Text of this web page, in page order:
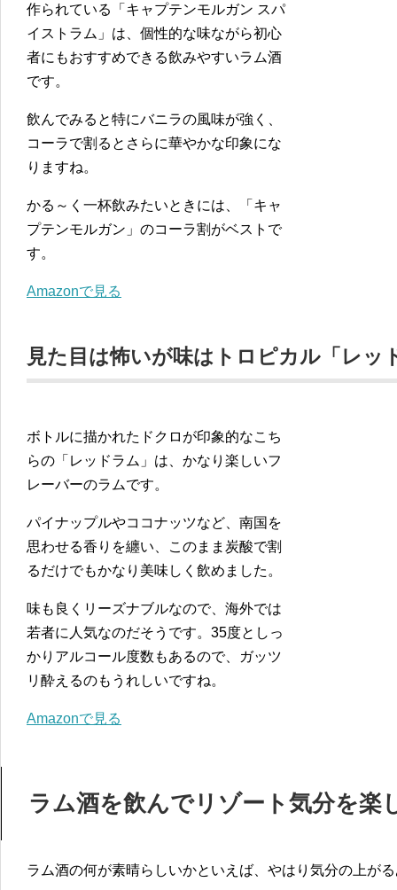
作られている「キャプテンモルガン スパ
イストラム」は、個性的な味ながら初心
者にもおすすめできる飲みやすいラム酒
です。
飲んでみると特にバニラの風味が強く、
コーラで割るとさらに華やかな印象にな
りますね。
かる～く一杯飲みたいときには、「キャ
プテンモルガン」のコーラ割がベストで
す。
Amazonで見る
見た目は怖いが味はトロピカル「レッ
ボトルに描かれたドクロが印象的なこち
らの「レッドラム」は、かなり楽しいフ
レーバーのラムです。
パイナップルやココナッツなど、南国を
思わせる香りを纏い、このまま炭酸で割
るだけでもかなり美味しく飲めました。
味も良くリーズナブルなので、海外では
若者に人気なのだそうです。35度としっ
かりアルコール度数もあるので、ガッツ
リ酔えるのもうれしいですね。
Amazonで見る
ラム酒を飲んでリゾート気分を楽
ラム酒の何が素晴らしいかといえば、やはり気分の上が